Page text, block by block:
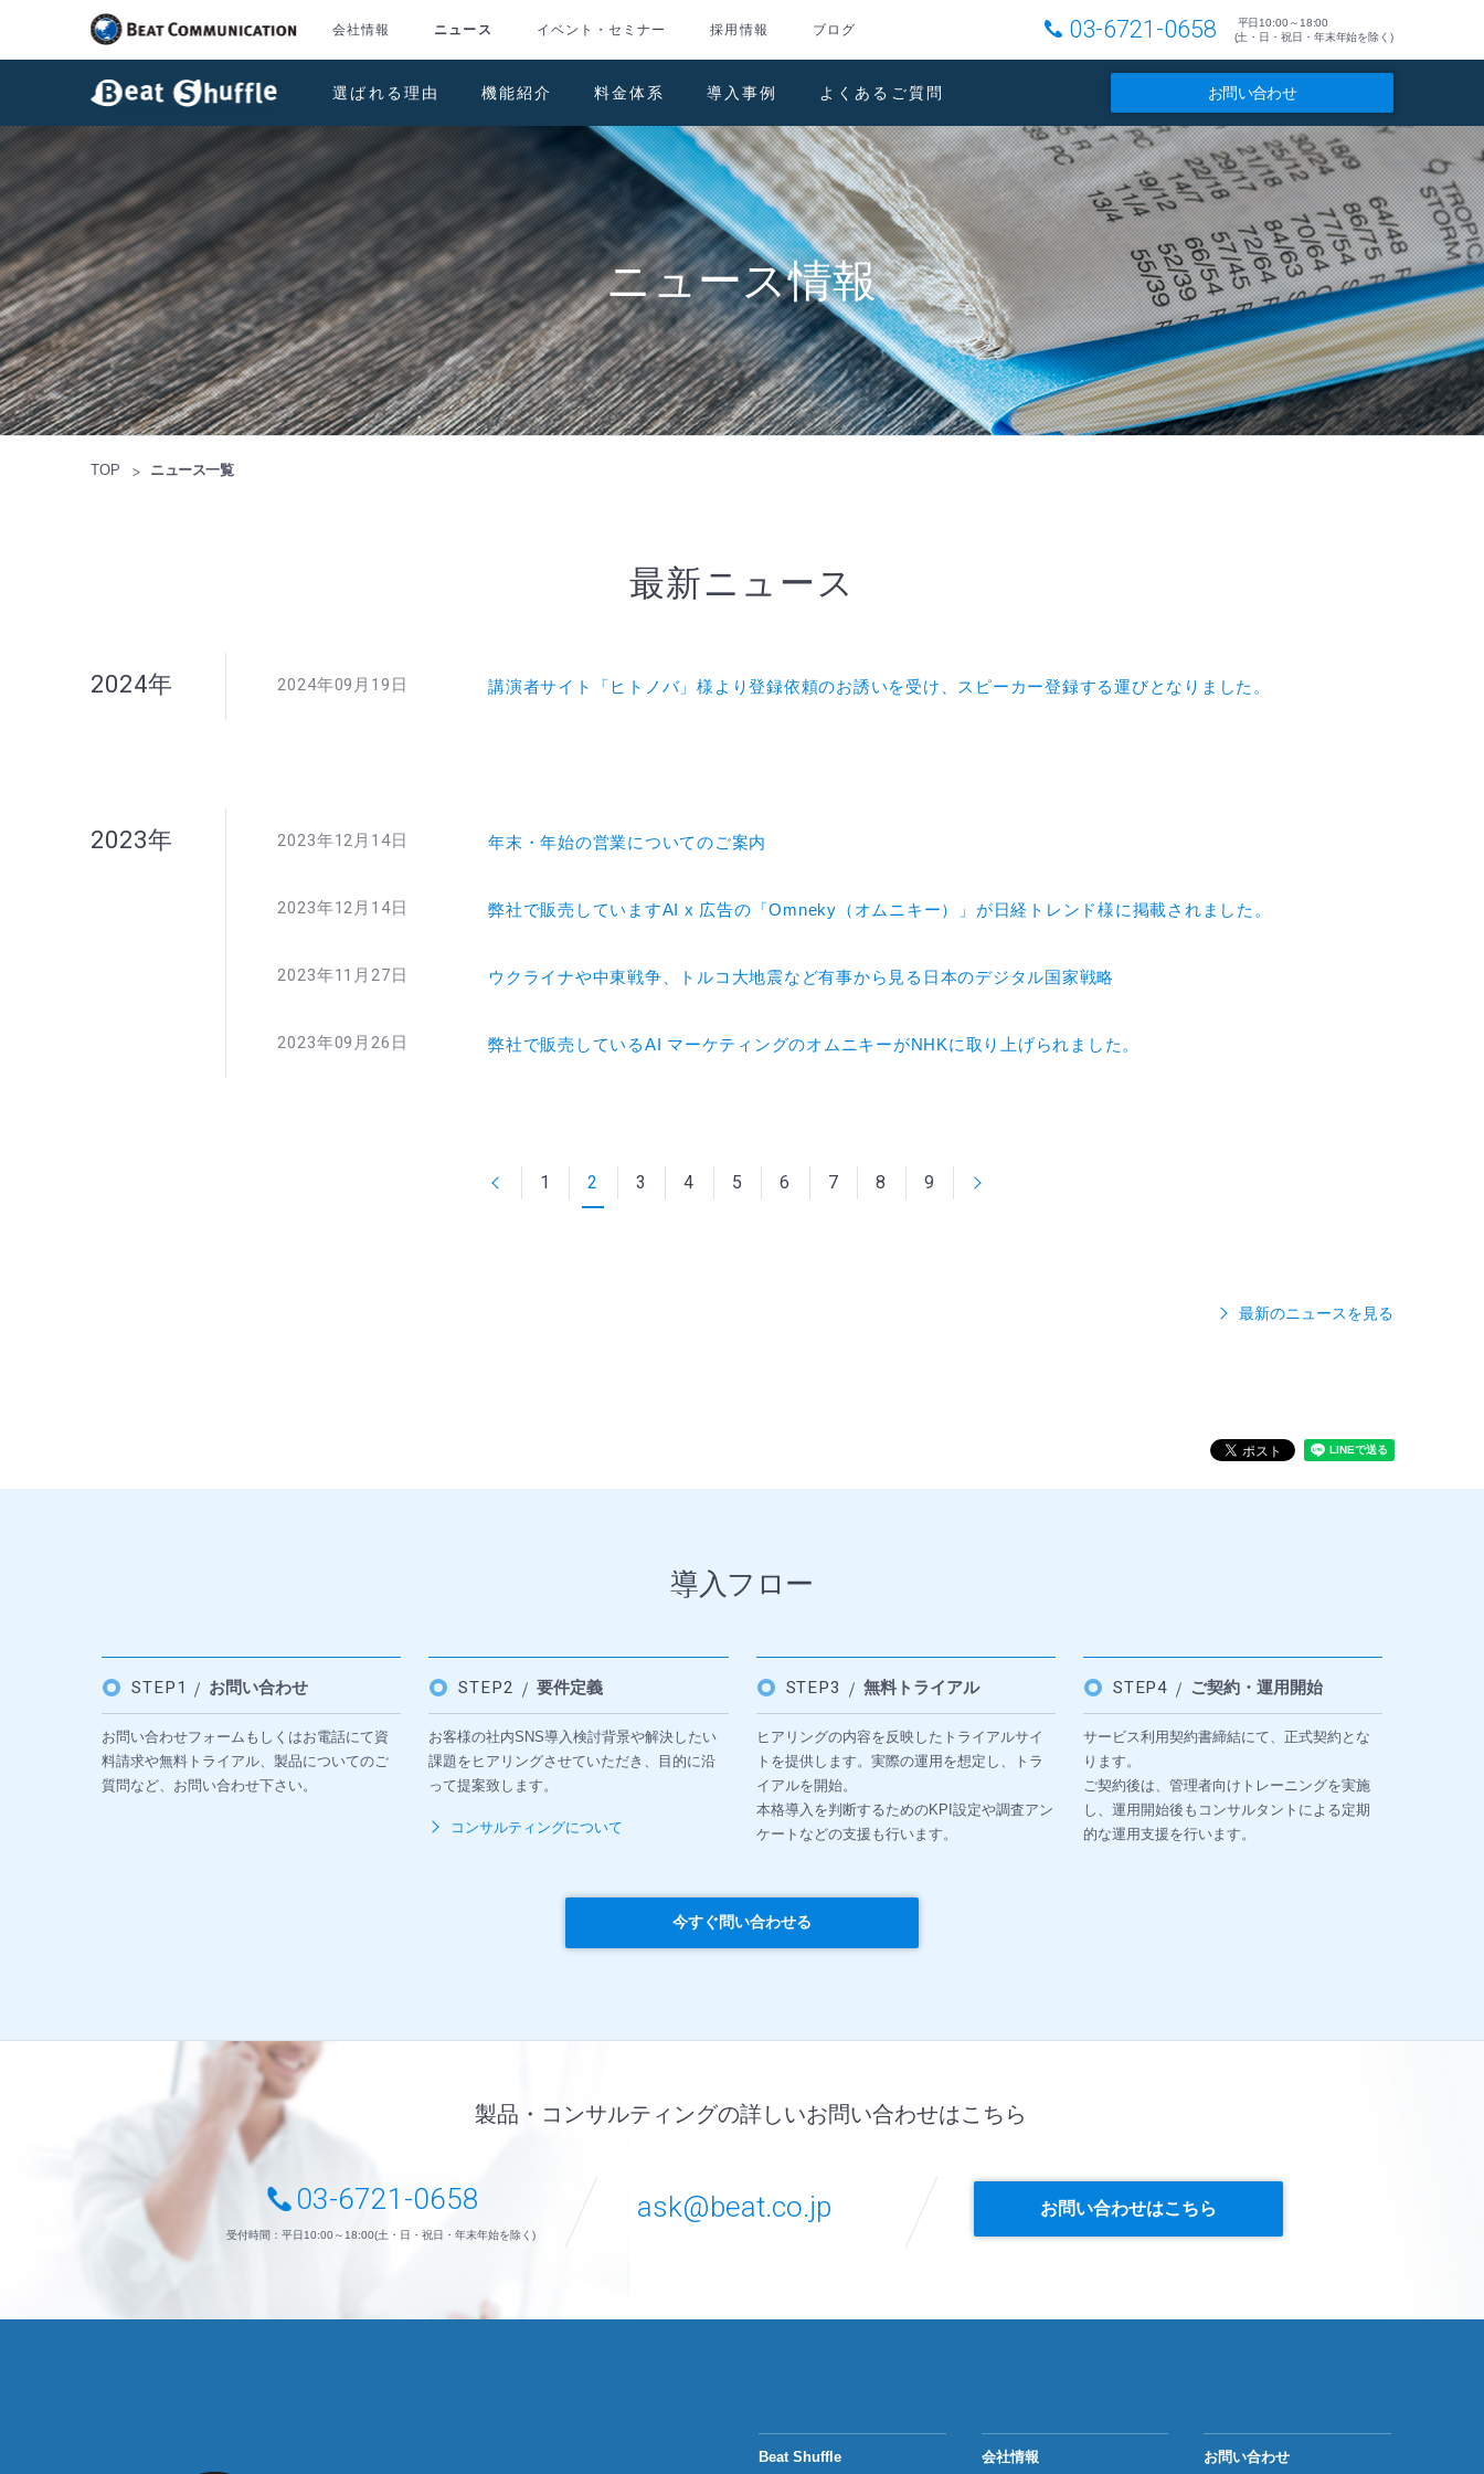
会社情報 ニュース イベント・セミナー 採用情報 ブログ 03-6721-0658
平日10:00～18:00
(土・日・祝日・年末年始を除く)
選ばれる理由 機能紹介 料金体系 導入事例 よくあるご質問 お問い合わせ
ニュース情報
TOP ニュース一覧
最新ニュース
2024年 2024年09月19日 講演者サイト「ヒトノバ」様より登録依頼のお誘いを受け、スピーカー登録する運びとなりました。
2023年 2023年12月14日 年末・年始の営業についてのご案内
2023年12月14日 弊社で販売していますAI x 広告の「Omneky（オムニキー）」が日経トレンド様に掲載されました。
2023年11月27日 ウクライナや中東戦争、トルコ大地震など有事から見る日本のデジタル国家戦略
2023年09月26日 弊社で販売しているAI マーケティングのオムニキーがNHKに取り上げられました。
1 2 3 4 5 6 7 8 9
最新のニュースを見る
導入フロー
STEP1 お問い合わせ
お問い合わせフォームもしくはお電話にて資
料請求や無料トライアル、製品についてのご
質問など、お問い合わせ下さい。
STEP2 要件定義
お客様の社内SNS導入検討背景や解決したい
課題をヒアリングさせていただき、目的に沿
って提案致します。
コンサルティングについて
STEP3 無料トライアル
ヒアリングの内容を反映したトライアルサイ
トを提供します。実際の運用を想定し、トラ
イアルを開始。
本格導入を判断するためのKPI設定や調査アン
ケートなどの支援も行います。
STEP4 ご契約・運用開始
サービス利用契約書締結にて、正式契約とな
ります。
ご契約後は、管理者向けトレーニングを実施
し、運用開始後もコンサルタントによる定期
的な運用支援を行います。
今すぐ問い合わせる
製品・コンサルティングの詳しいお問い合わせはこちら
03-6721-0658
受付時間：平日10:00～18:00(土・日・祝日・年末年始を除く)
ask@beat.co.jp お問い合わせはこちら
Beat Shuffle 会社情報 お問い合わせ